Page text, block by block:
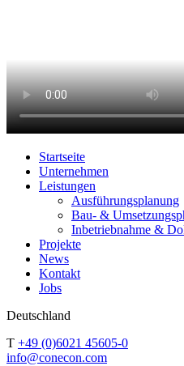
Startseite
Unternehmen
Leistungen
Ausführungsplanung
Bau- &
Inbetriebnahme &
Projekte
News
Kontakt
Jobs
Deutschland
T +49 (0)6021 45605-0
info@conecon.com